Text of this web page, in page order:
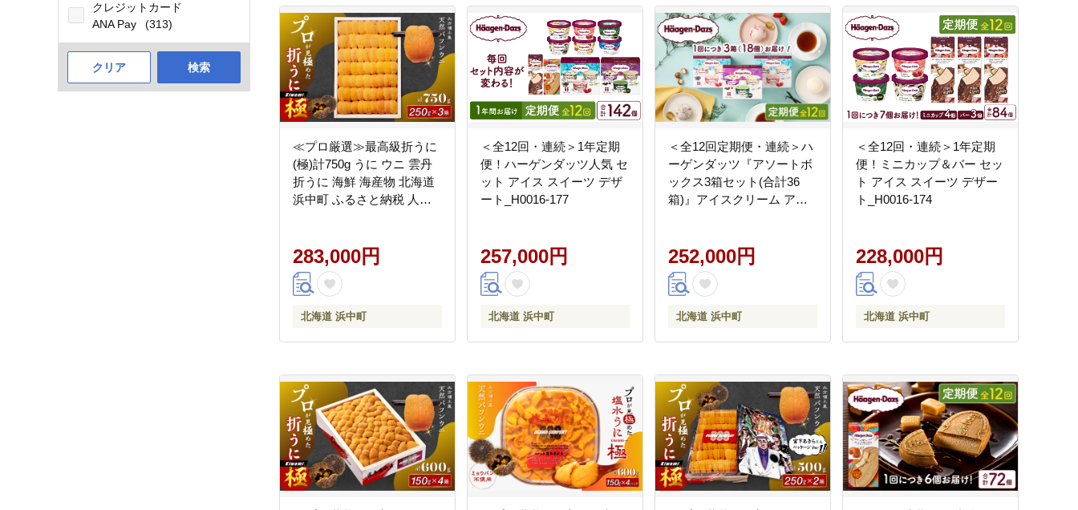
クレジットカード
ANA Pay
(313)
クリア 検索
≪プロ厳選≫最高級折うに
(極)計750g うに ウニ 雲丹
折うに 海鮮 海産物 北海道
浜中町 ふるさと納税 人気
283,000円
北海道 浜中町
＜全12回・連続＞1年定期
便！ハーゲンダッツ人気 セ
ット アイス スイーツ デザ
ート_H0016-177
257,000円
北海道 浜中町
＜全12回定期便・連続＞ハ
ーゲンダッツ『アソートボ
ックス3箱セット(合計36
箱)』アイスクリーム アイ
252,000円
北海道 浜中町
＜全12回・連続＞1年定期
便！ミニカップ＆バー セッ
ト アイス スイーツ デザー
ト_H0016-174
228,000円
北海道 浜中町